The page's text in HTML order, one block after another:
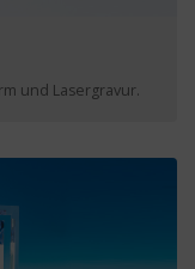
und Lasergravur.